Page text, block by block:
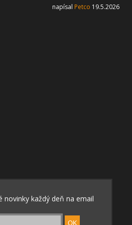
napísal Petco 19.5.2026